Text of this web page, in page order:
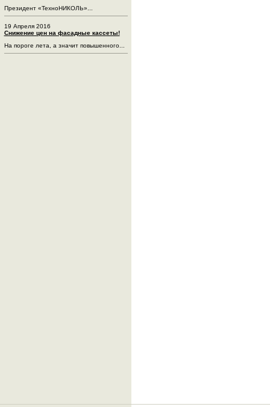
Президент «ТехноНИКОЛЬ»...
19 Апреля 2016
Снижение цен на фасадные кассеты!
На пороге лета, а значит повышенного...